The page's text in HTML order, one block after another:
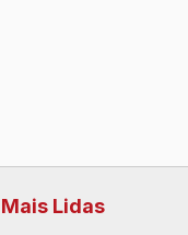
Mais Lidas